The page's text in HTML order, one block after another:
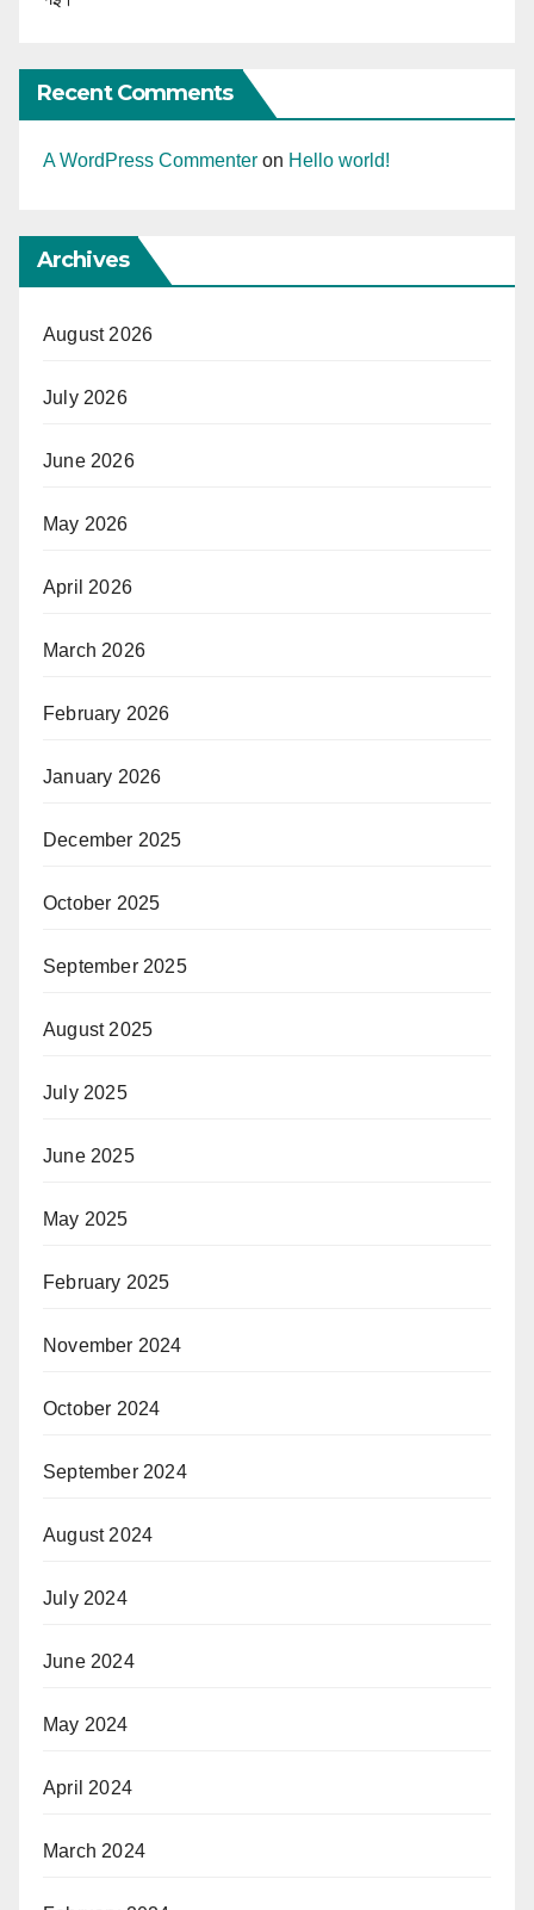
Recent Comments
A WordPress Commenter on Hello world!
Archives
August 2026
July 2026
June 2026
May 2026
April 2026
March 2026
February 2026
January 2026
December 2025
October 2025
September 2025
August 2025
July 2025
June 2025
May 2025
February 2025
November 2024
October 2024
September 2024
August 2024
July 2024
June 2024
May 2024
April 2024
March 2024